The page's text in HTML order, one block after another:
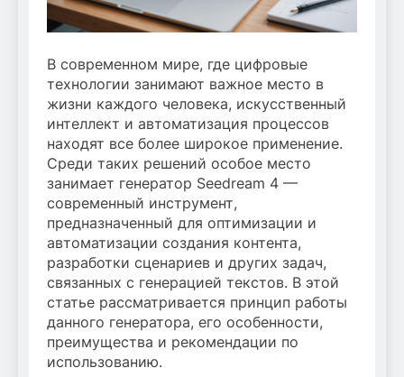
В современном мире, где цифровые
технологии занимают важное место в
жизни каждого человека, искусственный
интеллект и автоматизация процессов
находят все более широкое применение.
Среди таких решений особое место
занимает генератор Seedream 4 —
современный инструмент,
предназначенный для оптимизации и
автоматизации создания контента,
разработки сценариев и других задач,
связанных с генерацией текстов. В этой
статье рассматривается принцип работы
данного генератора, его особенности,
преимущества и рекомендации по
использованию.